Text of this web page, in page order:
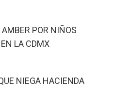
POR NIÑOS
LA CDMX
NIEGA HACIENDA